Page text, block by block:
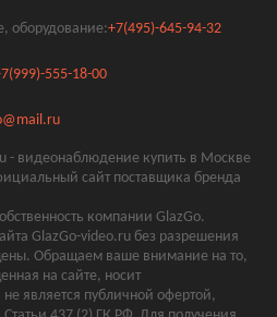
оборудование:+7(495)-645-94-32
555-18-00
- видеонаблюдение купить в Москве
сайт поставщика бренда
компании GlazGo.
GlazGo-video.ru без разрешения
Обращаем ваше внимание на то,
на сайте, носит
является публичной офертой,